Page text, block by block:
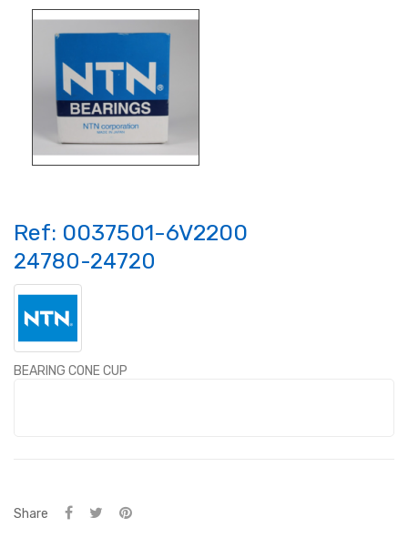
Ref: 0037501-6V2200
24780-24720
BEARING CONE CUP
Share